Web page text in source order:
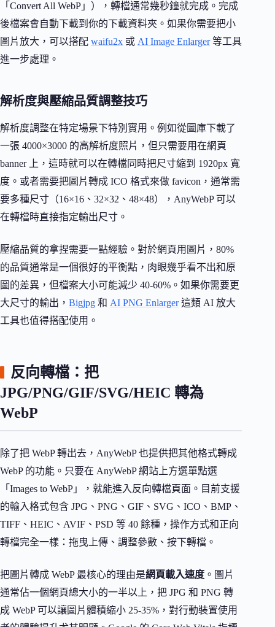
「Convert All WebP」），轉檔通常幾秒鐘就完成。完成
後檔案會自動下載到你的下載資料夾。如果你需要把小
圖片放大，可以搭配 waifu2x 或 AI Image Enlarger等工具
進一步處理。
解析度與壓縮品質調整技巧
解析度調整在特定場景下特別實用。例如從圖庫下載了
一張 4000×3000 的高解析度照片，但只需要用在網頁
banner 上，這時就可以在轉檔同時把尺寸縮到 1920px 寬
度。或者需要把圖片轉成 ICO 格式來做 favicon，通常需
要多種尺寸（16×16、32×32、48×48），AnyWebP 可以
在轉檔時直接指定輸出尺寸。
壓縮品質的拿捏需要一點經驗。對於網頁用圖片，80%
的品質通常是一個很好的平衡點，肉眼幾乎看不出和原
圖的差異，但檔案大小可能減少 40-60%。如果你需要更
大尺寸的輸出， Bigjpg 和 AI PNG Enlarger這類 AI 放大
工具也值得搭配使用。
反向轉檔：把
JPG/PNG/GIF/SVG/HEIC 轉為
WebP
除了把 WebP 轉出去，AnyWebP 也提供把其他格式轉成
WebP 的功能。只要在 AnyWebP 網站上方選單點選
「Images to WebP」，就能進入反向轉檔頁面。目前支援
的輸入格式包含 JPG、PNG、GIF、SVG、ICO、BMP、
TIFF、HEIC、AVIF、PSD 等 40 餘種，操作方式和正向
轉檔完全一樣：拖曳上傳、調整參數、按下轉檔。
把圖片轉成 WebP 最核心的理由是網頁載入速度 。圖片
通常佔一個網頁總大小的一半以上，把 JPG 和 PNG 轉
成 WebP 可以讓圖片體積縮小 25-35%，對行動裝置使用